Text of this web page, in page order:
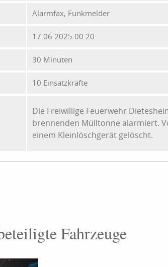
Alarmfax, Funkmelder
17.06.2025 00:20
30 Minuten
10 Einsatzkräfte
Die Freiwillige Feuerwehr
brennenden Mülltonne alarmiert.
einem Kleinlöschgerät gelöscht.
Fahrzeuge